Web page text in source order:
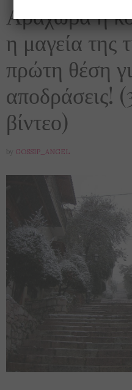
Αράχωβα η
η μαγεία της
πρώτη θέση
αποδράσεις!
βίντεο)
by GOSSIP_ANGEL